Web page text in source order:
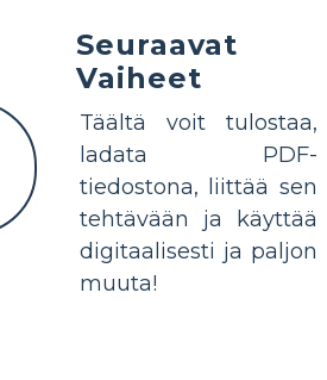
Seuraavat
Vaiheet
Täältä voit tulostaa,
ladata PDF-
tiedostona, liittää sen
tehtävään ja käyttää
digitaalisesti ja paljon
muuta!